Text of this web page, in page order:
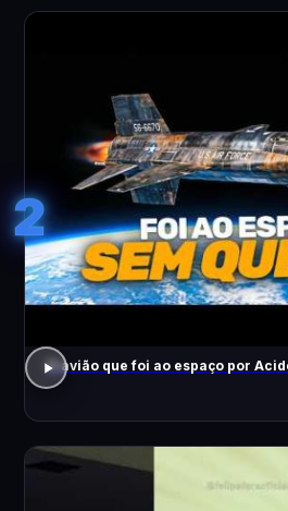
2
O avião que foi ao espaço por